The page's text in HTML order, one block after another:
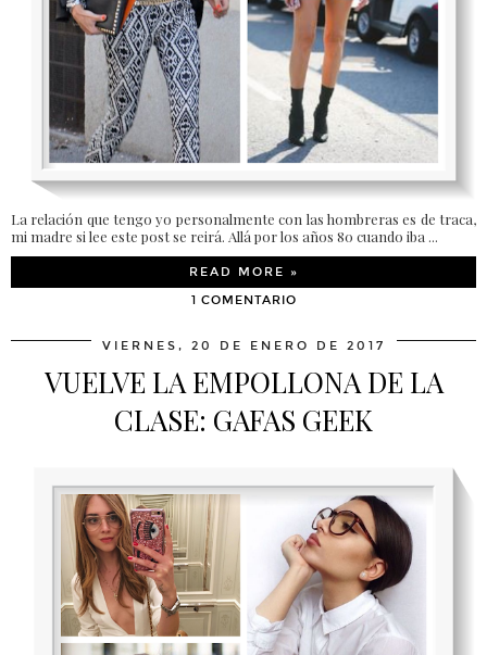
La relación que tengo yo personalmente con las hombreras es de traca,
mi madre si lee este post se reirá. Allá por los años 80 cuando iba ...
READ MORE »
1 COMENTARIO
VIERNES, 20 DE ENERO DE 2017
VUELVE LA EMPOLLONA DE LA
CLASE: GAFAS GEEK